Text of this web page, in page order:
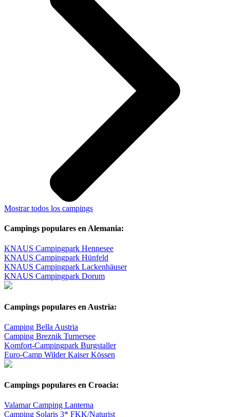
Mostrar todos los campings
Campings populares en Alemania:
KNAUS Campingpark Hennesee
KNAUS Campingpark Hünfeld
KNAUS Campingpark Lackenhäuser
KNAUS Campingpark Dorum
Campings populares en Austria:
Camping Bella Austria
Camping Breznik Turnersee
Komfort-Campingpark Burgstaller
Euro-Camp Wilder Kaiser Kössen
Campings populares en Croacia:
Valamar Camping Lanterna
Camping Solaris 3* FKK/Naturist